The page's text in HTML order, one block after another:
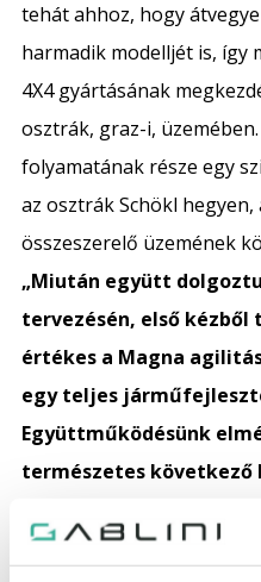
tehát ahhoz, hogy
harmadik modelljét is, így
4X4 gyártásának
osztrák, graz-i,
folyamatának része egy
az osztrák Schökl
összeszerelő üzemének
„Miután együtt
tervezésén, első
értékes a Magna
egy teljes
Együttműködésünk
természetes következő
ugródeszkaként
autóipari márka